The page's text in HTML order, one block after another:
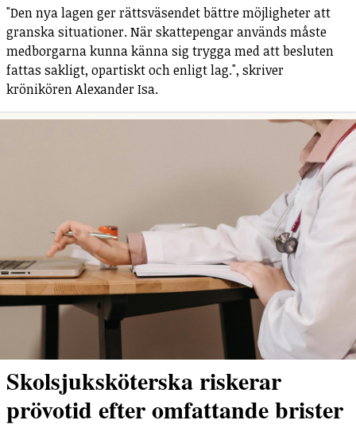
"Den nya lagen ger rättsväsendet bättre möjligheter att
granska situationer. När skattepengar används måste
medborgarna kunna känna sig trygga med att besluten
fattas sakligt, opartiskt och enligt lag.", skriver
krönikören Alexander Isa.
Skolsjuksköterska riskerar
prövotid efter omfattande brister